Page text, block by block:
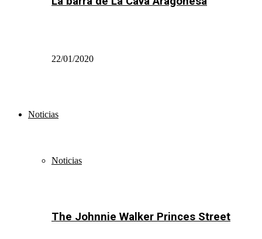
22/01/2020
Noticias
Noticias
The Johnnie Walker Princes Street